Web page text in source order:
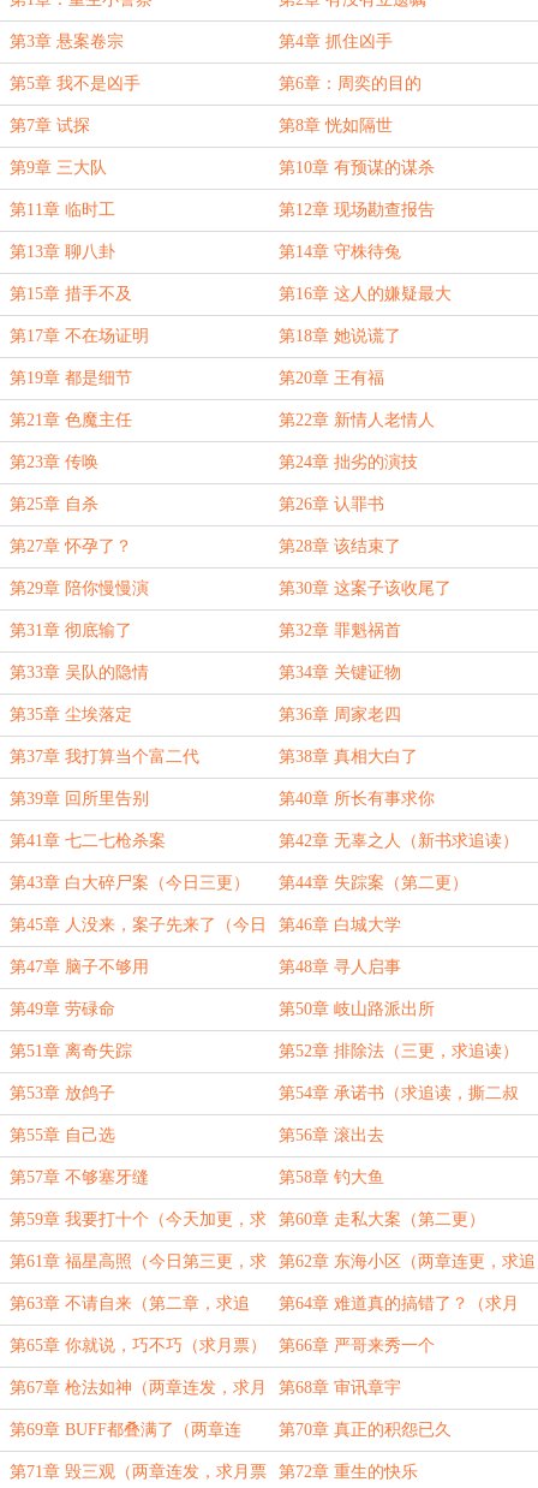
第3章 悬案卷宗 第4章 抓住凶手
第5章 我不是凶手 第6章：周奕的目的
第7章 试探 第8章 恍如隔世
第9章 三大队 第10章 有预谋的谋杀
第11章 临时工 第12章 现场勘查报告
第13章 聊八卦 第14章 守株待兔
第15章 措手不及 第16章 这人的嫌疑最大
第17章 不在场证明 第18章 她说谎了
第19章 都是细节 第20章 王有福
第21章 色魔主任 第22章 新情人老情人
第23章 传唤 第24章 拙劣的演技
第25章 自杀 第26章 认罪书
第27章 怀孕了？ 第28章 该结束了
第29章 陪你慢慢演 第30章 这案子该收尾了
第31章 彻底输了 第32章 罪魁祸首
第33章 吴队的隐情 第34章 关键证物
第35章 尘埃落定 第36章 周家老四
第37章 我打算当个富二代 第38章 真相大白了
第39章 回所里告别 第40章 所长有事求你
第41章 七二七枪杀案 第42章 无辜之人（新书求追读）
第43章 白大碎尸案（今日三更） 第44章 失踪案（第二更）
第45章 人没来，案子先来了（今日
第三更）
第46章 白城大学
第47章 脑子不够用 第48章 寻人启事
第49章 劳碌命 第50章 岐山路派出所
第51章 离奇失踪 第52章 排除法（三更，求追读）
第53章 放鸽子 第54章 承诺书（求追读，撕二叔
了）
第55章 自己选 第56章 滚出去
第57章 不够塞牙缝 第58章 钓大鱼
第59章 我要打十个（今天加更，求
追读）
第60章 走私大案（第二更）
第61章 福星高照（今日第三更，求
追读）
第62章 东海小区（两章连更，求追
读）
第63章 不请自来（第二章，求追
读）
第64章 难道真的搞错了？（求月
票）
第65章 你就说，巧不巧（求月票） 第66章 严哥来秀一个
第67章 枪法如神（两章连发，求月
票）
第68章 审讯章宇
第69章 BUFF都叠满了（两章连
发，求月票追读）
第70章 真正的积怨已久
第71章 毁三观（两章连发，求月票 第72章 重生的快乐